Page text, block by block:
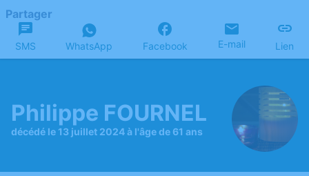
Partager
SMS WhatsApp Facebook E-mail Lien
Philippe FOURNEL
décédé le 13 juillet 2024 à l'âge de 61 ans